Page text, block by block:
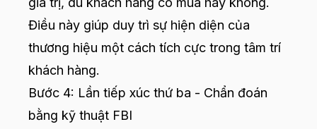
Điều này giúp duy trì sự hiện diện của
thương hiệu một cách tích cực trong tâm trí
khách hàng.
Bước 4: Lần tiếp xúc thứ ba - Chẩn đoán
bằng kỹ thuật FBI